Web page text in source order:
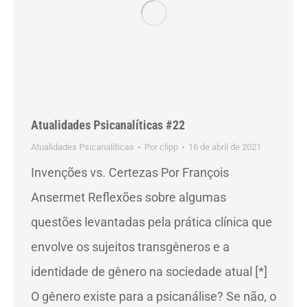
Atualidades Psicanalíticas #22
Atualidades Psicanalíticas Por clipp 16 de abril de 2021
Invenções vs. Certezas Por François
Ansermet Reflexões sobre algumas
questões levantadas pela prática clínica que
envolve os sujeitos transgêneros e a
identidade de gênero na sociedade atual [*]
O gênero existe para a psicanálise? Se não, o